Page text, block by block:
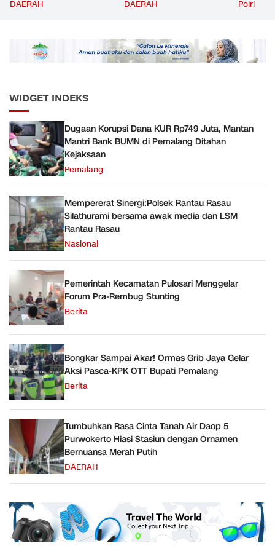
dengan Ornamen
DAERAH
Volume Terbesar
Semester 1 Tahun 2026
DAERAH
Jemput
Polri
WIDGET INDEKS
Dugaan Korupsi Dana KUR Rp749 Juta, Mantan
Mantri Bank BUMN di Pemalang Ditahan
Kejaksaan
Pemalang
Mempererat Sinergi:Polsek Rantau Rasau
Silathurami bersama awak media dan LSM
Rantau Rasau
Nasional
Pemerintah Kecamatan Pulosari Menggelar
Forum Pra-Rembug Stunting
Berita
Bongkar Sampai Akar! Ormas Grib Jaya Gelar
Aksi Pasca-KPK OTT Bupati Pemalang
Berita
Tumbuhkan Rasa Cinta Tanah Air Daop 5
Purwokerto Hiasi Stasiun dengan Ornamen
Bernuansa Merah Putih
DAERAH